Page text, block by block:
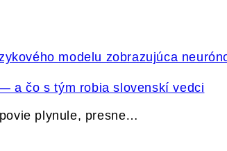
a čo s tým robia slovenskí vedci
plynule, presne…